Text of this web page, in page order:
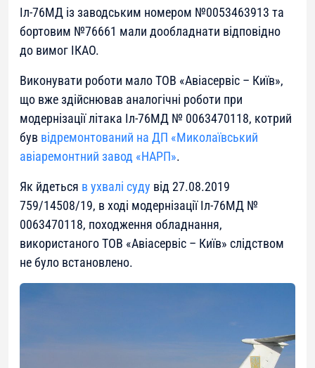
Іл-76МД із заводським номером №0053463913 та
бортовим №76661 мали дообладнати відповідно
до вимог ІКАО.
Виконувати роботи мало ТОВ «Авіасервіс – Київ»,
що вже здійснював аналогічні роботи при
модернізації літака Іл-76МД № 0063470118, котрий
був відремонтований на ДП «Миколаївський
авіаремонтний завод «НАРП».
Як йдеться в ухвалі суду від 27.08.2019
759/14508/19, в ході модернізації Іл-76МД №
0063470118, походження обладнання,
використаного ТОВ «Авіасервіс – Київ» слідством
не було встановлено.